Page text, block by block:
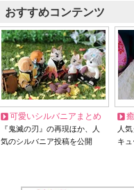
おすすめコンテンツ
可愛いシルバニアまとめ
『鬼滅の刃』の再現ほか、人
気のシルバニア投稿を公開
人
キ